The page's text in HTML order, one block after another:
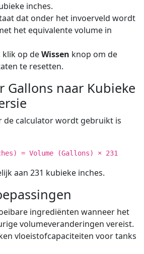
inches.
dat onder het invoerveld wordt
het equivalente volume in
klik op deWissen knop om de
te resetten.
Gallons naar Kubieke
de calculator wordt gebruikt is
= Volume (Gallons) × 231
aan 231 kubieke inches.
ingrediënten wanneer het
volumeveranderingen vereist.
vloeistofcapaciteiten voor tanks